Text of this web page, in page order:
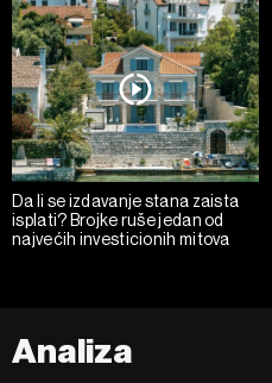
Da li se izdavanje stana zaista
isplati? Brojke ruše jedan od
najvećih investicionih mitova
Analiza